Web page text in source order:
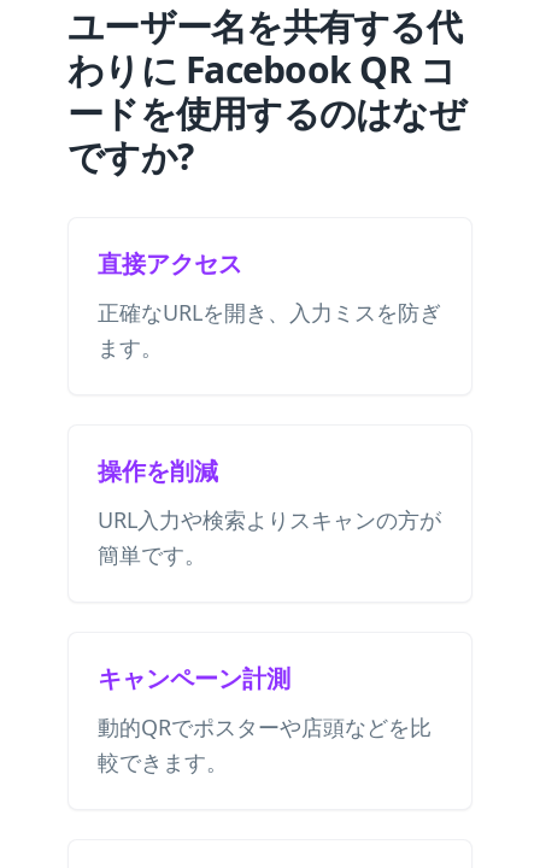
ユーザー名を共有する代
わりに Facebook QR コ
ードを使用するのはなぜ
ですか?
直接アクセス
正確なURLを開き、入力ミスを防ぎ
ます。
操作を削減
URL入力や検索よりスキャンの方が
簡単です。
キャンペーン計測
動的QRでポスターや店頭などを比
較できます。